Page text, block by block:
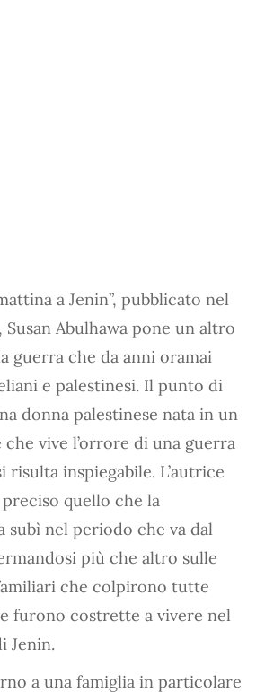
a Jenin”, pubblicato nel
Susan Abulhawa pone un altro
guerra che da anni oramai
e palestinesi. Il punto di
donna palestinese nata in un
vive l’orrore di una guerra
inspiegabile. L’autrice
quello che la
subì nel periodo che va dal
più che altro sulle
che colpirono tutte
furono costrette a vivere nel
Jenin.
a una famiglia in particolare